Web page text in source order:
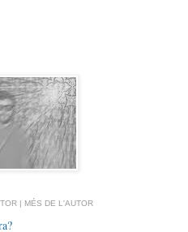
| MÉS DE L'AUTOR